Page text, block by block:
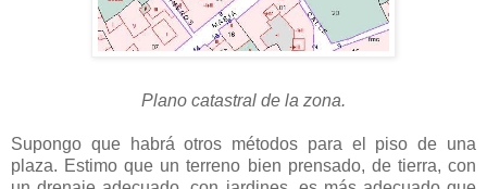
Plano catastral de la zona.
Supongo que habrá otros métodos para el piso de una
plaza. Estimo que un terreno bien prensado, de tierra, con